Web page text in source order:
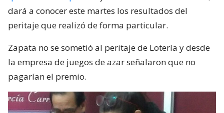
dará a conocer este martes los resultados del
peritaje que realizó de forma particular.
Zapata no se sometió al peritaje de Lotería y desde
la empresa de juegos de azar señalaron que no
pagarían el premio.